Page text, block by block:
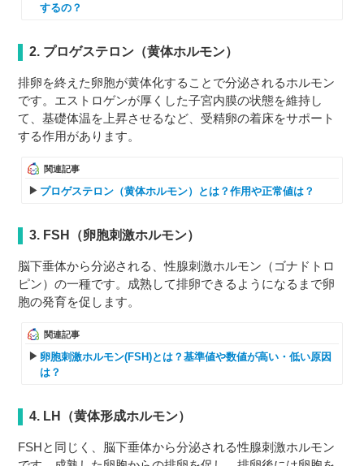
するの？
2. プロゲステロン（黄体ホルモン）
排卵を終えた卵胞が黄体化することで分泌されるホルモン
です。エストロゲンが厚くした子宮内膜の状態を維持し
て、基礎体温を上昇させるなど、受精卵の着床をサポート
する作用があります。
関連記事
プロゲステロン（黄体ホルモン）とは？作用や正常値は？
3. FSH（卵胞刺激ホルモン）
脳下垂体から分泌される、性腺刺激ホルモン（ゴナドトロ
ピン）の一種です。成熟して排卵できるようになるまで卵
胞の発育を促します。
関連記事
卵胞刺激ホルモン(FSH)とは？基準値や数値が高い・低い原因
は？
4. LH（黄体形成ホルモン）
FSHと同じく、脳下垂体から分泌される性腺刺激ホルモン